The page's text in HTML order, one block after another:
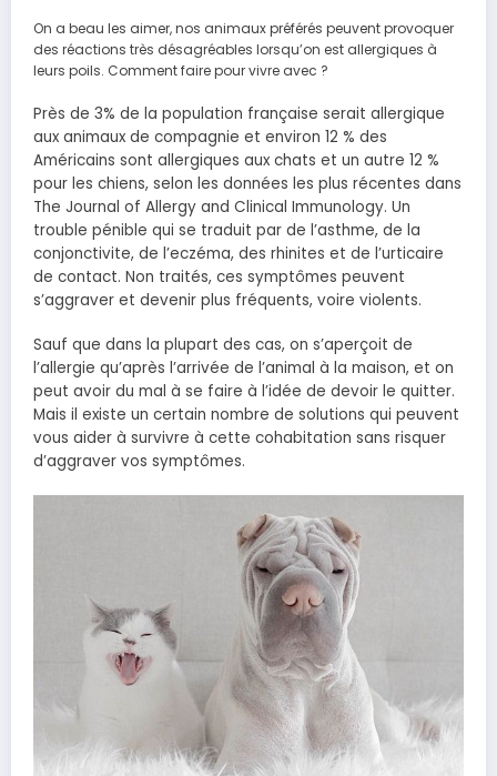
On a beau les aimer, nos animaux préférés peuvent provoquer
des réactions très désagréables lorsqu’on est allergiques à
leurs poils. Comment faire pour vivre avec ?
Près de 3% de la population française serait allergique
aux animaux de compagnie et environ 12 % des
Américains sont allergiques aux chats et un autre 12 %
pour les chiens, selon les données les plus récentes dans
The Journal of Allergy and Clinical Immunology. Un
trouble pénible qui se traduit par de l’asthme, de la
conjonctivite, de l’eczéma, des rhinites et de l’urticaire
de contact. Non traités, ces symptômes peuvent
s’aggraver et devenir plus fréquents, voire violents.
Sauf que dans la plupart des cas, on s’aperçoit de
l’allergie qu’après l’arrivée de l’animal à la maison, et on
peut avoir du mal à se faire à l’idée de devoir le quitter.
Mais il existe un certain nombre de solutions qui peuvent
vous aider à survivre à cette cohabitation sans risquer
d’aggraver vos symptômes.